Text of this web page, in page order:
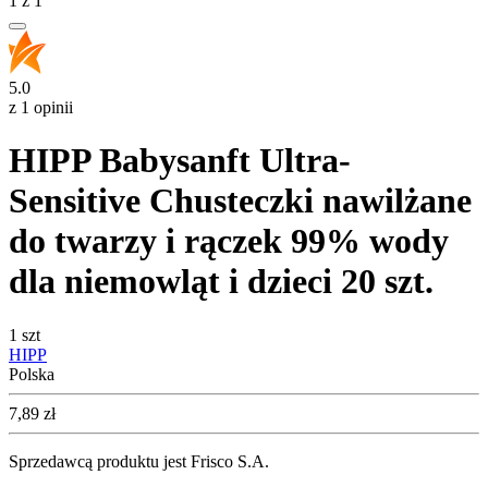
5.0
z 1 opinii
HIPP Babysanft Ultra-
Sensitive Chusteczki nawilżane
do twarzy i rączek 99% wody
dla niemowląt i dzieci 20 szt.
1 szt
HIPP
Polska
Cena
7,89 zł
Sprzedawcą produktu jest Frisco S.A.